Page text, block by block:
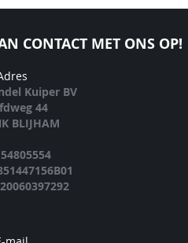
CONTACT MET ONS OP!
Kuiper BV
44
BLIJHAM